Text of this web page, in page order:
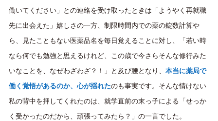
働いてください」との連絡を受け取ったときは「ようやく再就職
先に出会えた」嬉しさの一方、制限時間内での薬の錠数計算や
ら、見たこともない医薬品名を毎日覚えることに対し、「若い時
なら何でも勉強と思えるけれど、この歳で今さらそんな修行みた
いなことを、なぜわざわざ？！」と及び腰となり、 本当に薬局で
働く覚悟があるのか、心が揺れたのも事実です。そんな情けない
私の背中を押してくれたのは、就学直前の末っ子による「せっか
く受かったのだから、頑張ってみたら？」の一言でした。